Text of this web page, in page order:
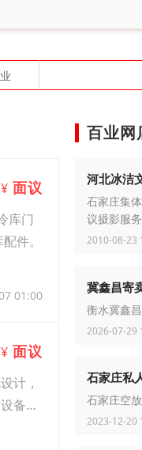
¥ 面议
库门
件。
01:00
¥ 面议
计，
备持
百业网
河北冰洁
石家庄集
议摄影服务
2010-08-23
冀鑫昌寄
衡水冀鑫
2026-07-29
石家庄私
石家庄空
2023-12-20